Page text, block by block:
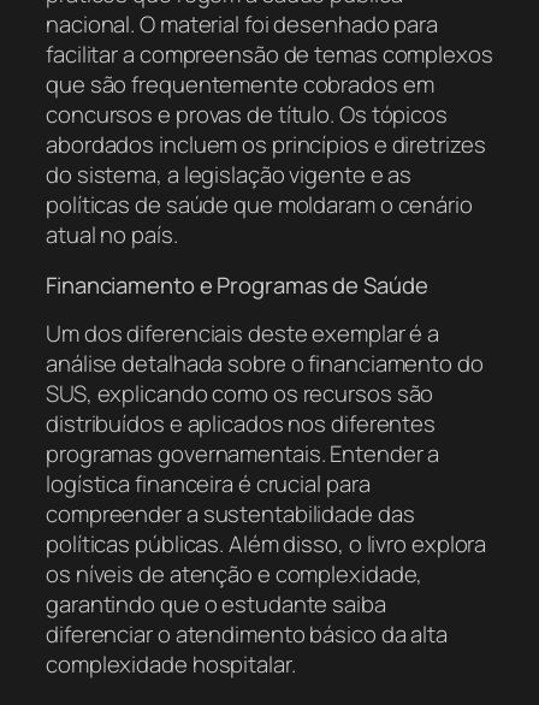
nacional. O material foi desenhado para
facilitar a compreensão de temas complexos
que são frequentemente cobrados em
concursos e provas de título. Os tópicos
abordados incluem os princípios e diretrizes
do sistema, a legislação vigente e as
políticas de saúde que moldaram o cenário
atual no país.
Financiamento e Programas de Saúde
Um dos diferenciais deste exemplar é a
análise detalhada sobre o financiamento do
SUS, explicando como os recursos são
distribuídos e aplicados nos diferentes
programas governamentais. Entender a
logística financeira é crucial para
compreender a sustentabilidade das
políticas públicas. Além disso, o livro explora
os níveis de atenção e complexidade,
garantindo que o estudante saiba
diferenciar o atendimento básico da alta
complexidade hospitalar.